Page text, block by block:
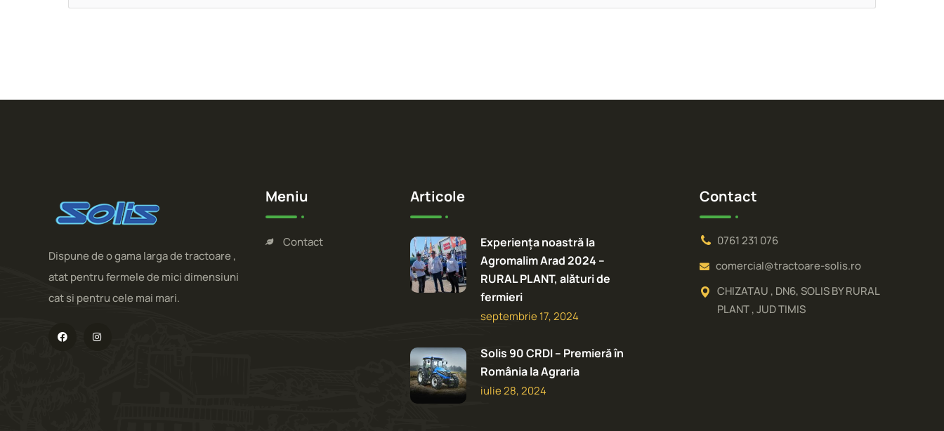
Dispune de o gama larga de tractoare ,
atat pentru fermele de mici dimensiuni
cat si pentru cele mai mari.
Meniu
Contact
Articole
Experiența noastră la
Agromalim Arad 2024 –
RURAL PLANT, alături de
fermieri
septembrie 17, 2024
Solis 90 CRDI – Premieră în
România la Agraria
iulie 28, 2024
Contact
0761 231 076
comercial@tractoare-solis.ro
CHIZATAU , DN6, SOLIS BY RURAL
PLANT , JUD TIMIS